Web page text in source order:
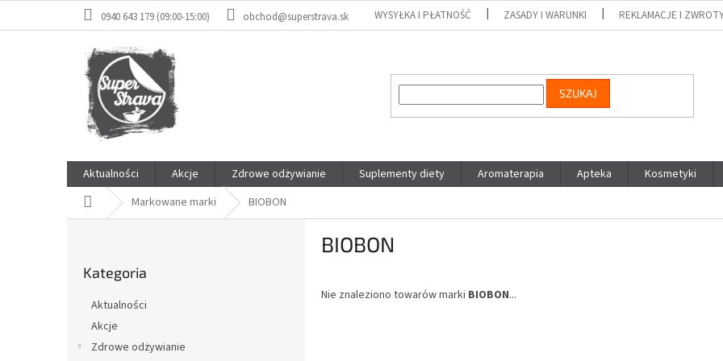
0940 643 179 (09:00-15:00) obchod@superstrava.sk WYSYŁKA I PŁATNOŚĆ ZASADY I WARUNKI REKLAMACJE I
SZUKAJ
Aktualności Akcje Zdrowe odżywianie Suplementy diety Aromaterapia Apteka Kosmetyki
Home Markowane marki BIOBON
kategorie
Kategoria
Aktualności
Akcje
Zdrowe odżywianie
BIOBON
Nie znaleziono towarów marki BIOBON...